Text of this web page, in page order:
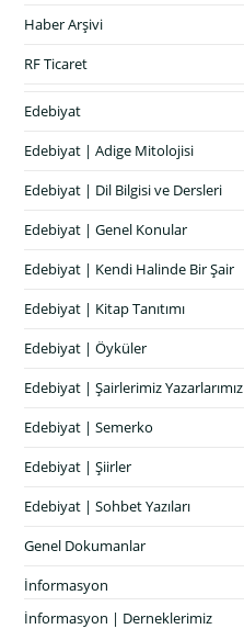
Haber Arşivi
RF Ticaret
Edebiyat
Edebiyat | Adige Mitolojisi
Edebiyat | Dil Bilgisi ve Dersleri
Edebiyat | Genel Konular
Edebiyat | Kendi Halinde Bir Şair
Edebiyat | Kitap Tanıtımı
Edebiyat | Öyküler
Edebiyat | Şairlerimiz Yazarlarımız
Edebiyat | Semerko
Edebiyat | Şiirler
Edebiyat | Sohbet Yazıları
Genel Dokumanlar
İnformasyon
İnformasyon | Derneklerimiz